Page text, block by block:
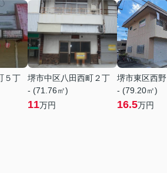
５丁
堺市中区八田西町２丁
- (71.76㎡)
11万円
堺市東区西野
- (79.20㎡)
16.5万円